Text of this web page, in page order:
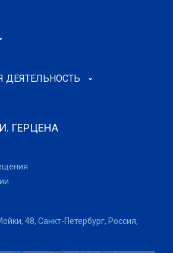
ГЕРЦЕНА
48, Санкт-Петербург, Россия,